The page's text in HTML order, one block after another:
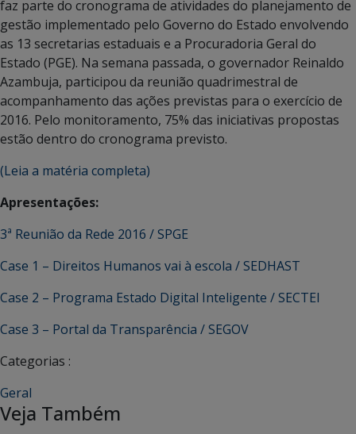
faz parte do cronograma de atividades do planejamento de
gestão implementado pelo Governo do Estado envolvendo
as 13 secretarias estaduais e a Procuradoria Geral do
Estado (PGE). Na semana passada, o governador Reinaldo
Azambuja, participou da reunião quadrimestral de
acompanhamento das ações previstas para o exercício de
2016. Pelo monitoramento, 75% das iniciativas propostas
estão dentro do cronograma previsto.
(Leia a matéria completa)
Apresentações:
3ª Reunião da Rede 2016 / SPGE
Case 1 – Direitos Humanos vai à escola / SEDHAST
Case 2 – Programa Estado Digital Inteligente / SECTEI
Case 3 – Portal da Transparência / SEGOV
Categorias :
Geral
Veja Também